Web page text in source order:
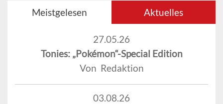
Meistgelesen Aktuelles
27.05.26
Tonies: „Pokémon“-Special Edition
Von Redaktion
03.08.26